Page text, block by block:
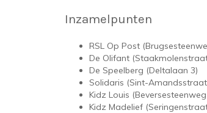
Inzamelpunten
RSL Op Post
De Olifant
De Speelberg (Deltalaan 3)
Solidaris (Sint-
Kidz Louis
Kidz Madelief